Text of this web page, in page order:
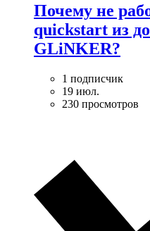
Почему не
quickstart из
GLiNKER?
1 подписчик
19 июл.
230 просмотров